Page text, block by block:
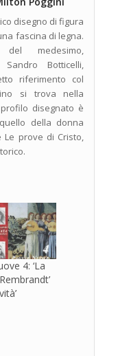
disegno di figura
fascina di legna.
medesimo,
Botticelli,
riferimento col
si trova nella
disegnato è
della donna
prove di Cristo,
4: ‘La